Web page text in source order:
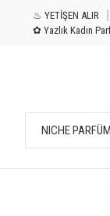
♨ YETİŞEN ALIR
✿ Yazlık Kadın
NICHE PARFÜM